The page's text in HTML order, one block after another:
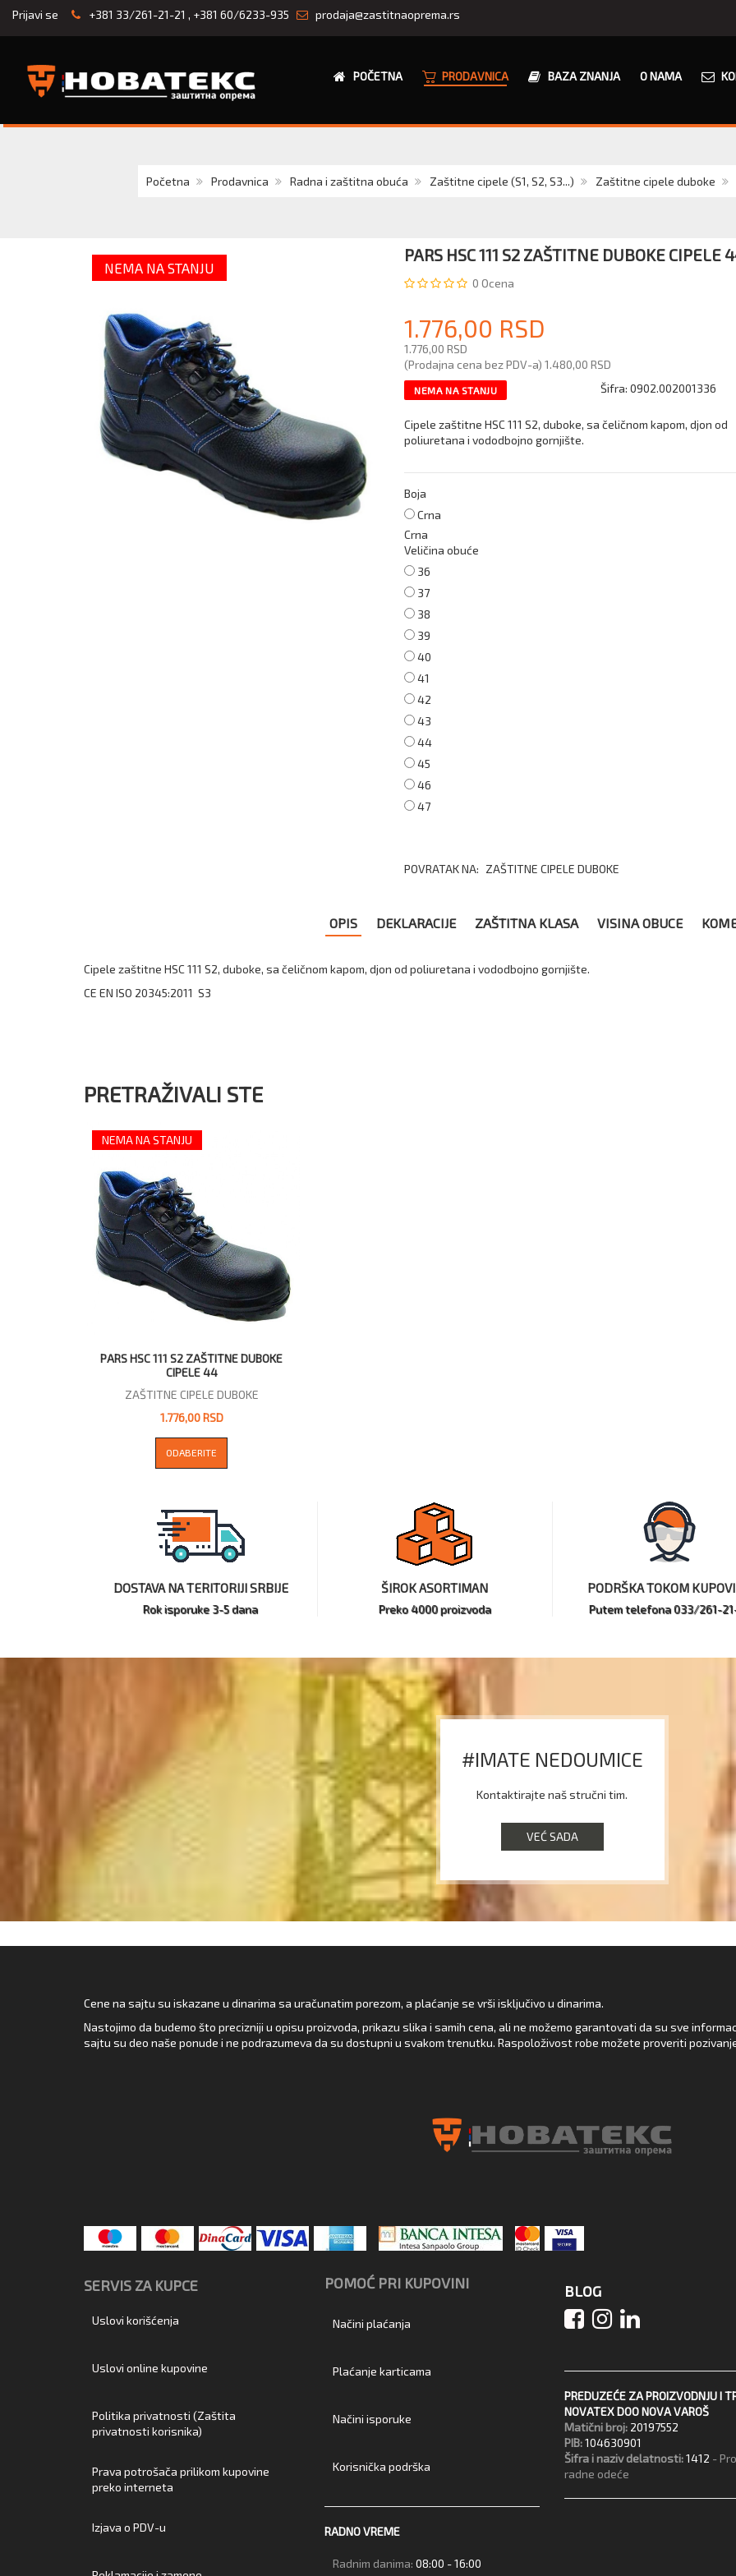
Prijavi se +381 33/261-21-21 , +381 60/6233-935 prodaja@zastitnaoprema.rs
POČETNA PRODAVNICA BAZA ZNANJA O NAMA
Početna Prodavnica Radna i zaštitna obuća Zaštitne cipele (S1, S2, S3...) Zaštitne cipele duboke
NEMA NA STANJU
PARS HSC 111 S2 ZAŠTITNE DUBOKE CIPELE
0 Ocena
1.776,00 RSD
1.776,00 RSD
(Prodajna cena bez PDV-a) 1.480,00 RSD
NEMA NA STANJU Šifra: 0902.002001336
Cipele zaštitne HSC 111 S2, duboke, sa čeličnom kapom, djon od
poliuretana i vododbojno gornjište.
Boja
Crna
Crna
Veličina obuće
36
37
38
39
40
41
42
43
44
45
46
47
POVRATAK NA: ZAŠTITNE CIPELE DUBOKE
OPIS DEKLARACIJE ZAŠTITNA KLASA VISINA OBUCE
Cipele zaštitne HSC 111 S2, duboke, sa čeličnom kapom, djon od poliuretana i vododbojno gornjište.
CE EN ISO 20345:2011 S3
PRETRAŽIVALI STE
NEMA NA STANJU
PARS HSC 111 S2 ZAŠTITNE DUBOKE
CIPELE 44
ZAŠTITNE CIPELE DUBOKE
1.776,00 RSD
ODABERITE
DOSTAVA NA TERITORIJI SRBIJE
Rok isporuke 3-5 dana
ŠIROK ASORTIMAN
Preko 4000 proizvoda
PODRŠKA TOKOM
Putem telefona 033/261-
#IMATE NEDOUMICE
Kontaktirajte naš stručni tim.
VEĆ SADA
Cene na sajtu su iskazane u dinarima sa uračunatim porezom, a plaćanje se vrši isključivo u dinarima.
Nastojimo da budemo što precizniji u opisu proizvoda, prikazu slika i samih cena, ali ne možemo garantovati da su sve
sajtu su deo naše ponude i ne podrazumeva da su dostupni u svakom trenutku. Raspoloživost robe možete proveriti
SERVIS ZA KUPCE
Uslovi korišćenja
Uslovi online kupovine
Politika privatnosti (Zaštita
privatnosti korisnika)
Prava potrošača prilikom kupovine
preko interneta
Izjava o PDV-u
POMOĆ PRI KUPOVINI
Načini plaćanja
Plaćanje karticama
Načini isporuke
Korisnička podrška
RADNO VREME
Radnim danima: 08:00 - 16:00
BLOG
PREDUZEĆE ZA PROIZVODNJU I
NOVATEX DOO NOVA VAROŠ
Matični broj: 20197552
PIB:104630901
Šifra i naziv delatnosti:1412 -
radne odeće